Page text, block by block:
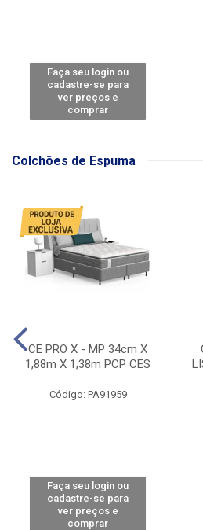
Faça seu login ou
cadastre-se para
ver preços e
comprar
Colchões de Espuma
CE PRO X - MP 34cm X
1,88m X 1,38m PCP CES
Código: PA91959
Faça seu login ou
cadastre-se para
ver preços e
comprar